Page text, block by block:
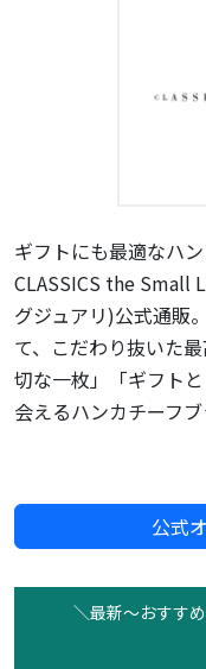
ギフトにも最適なハ
CLASSICS the Small
グジュアリ)公式通販
て、こだわり抜いた
切な一枚」「ギフト
会えるハンカチーフブ
公式
＼最新〜おすす